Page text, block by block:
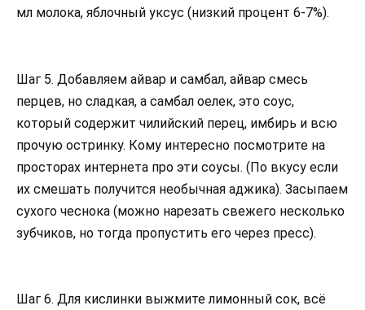
мл молока, яблочный уксус (низкий процент 6-7%).
Шаг 5. Добавляем айвар и самбал, айвар смесь
перцев, но сладкая, а самбал оелек, это соус,
который содержит чилийский перец, имбирь и всю
прочую остринку. Кому интересно посмотрите на
просторах интернета про эти соусы. (По вкусу если
их смешать получится необычная аджика). Засыпаем
сухого чеснока (можно нарезать свежего несколько
зубчиков, но тогда пропустить его через пресс).
Шаг 6. Для кислинки выжмите лимонный сок, всё